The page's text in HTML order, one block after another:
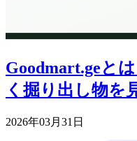
Goodmart.geと
く掘り出し物を
2026年03月31日